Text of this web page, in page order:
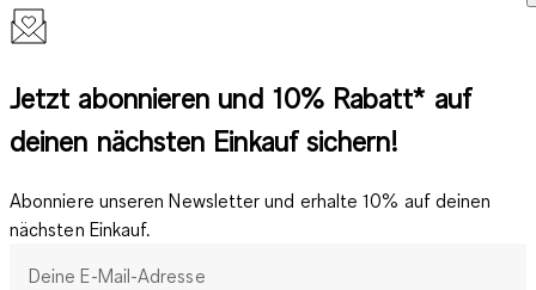
Jetzt abonnieren und 10% Rabatt* auf
deinen nächsten Einkauf sichern!
Abonniere unseren Newsletter und erhalte 10% auf deinen
nächsten Einkauf.
Deine E-Mail-Adresse